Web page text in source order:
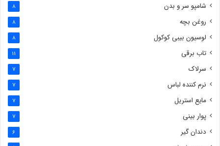
شامپو سر و بدن 8
روغن بچه 8
لوسیون بیبی کوکول 8
تاب برقی 11
سرلاک 7
نرم کننده لباس 7
مایع استریل 7
پوار بینی 7
دندان گیر 6